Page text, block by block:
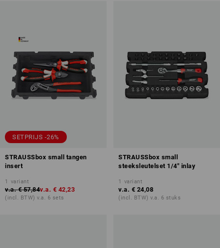
SETPRIJS -26%
STRAUSSbox small tangen
insert
1 variant
v.a. € 57,84v.a. € 42,23
(incl. BTW) v.a. 6 sets
STRAUSSbox small
steeksleutelset 1/4" inlay
1 variant
v.a. € 24,08
(incl. BTW) v.a. 6 stuks